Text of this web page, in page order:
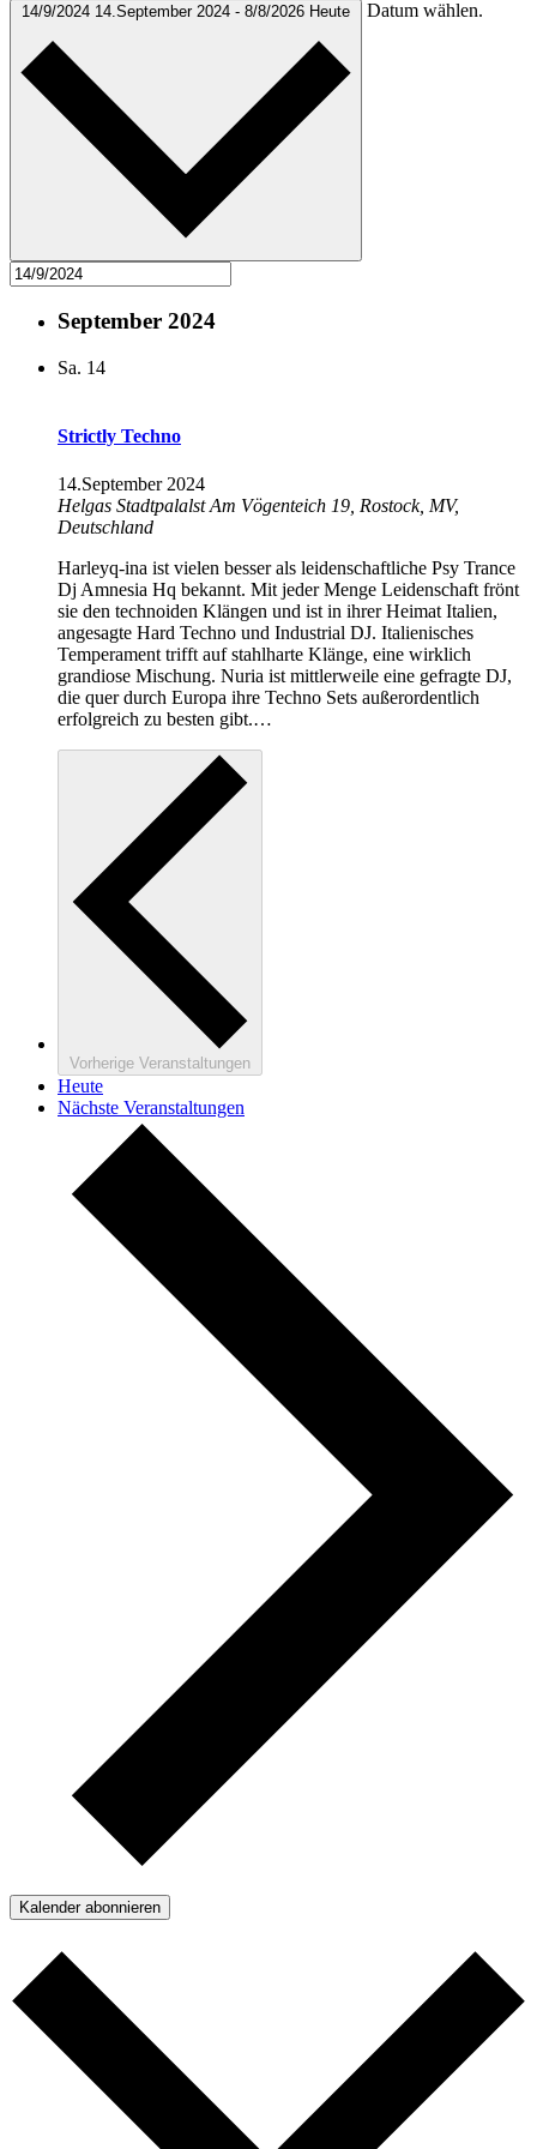
14/9/2024 14.September 2024 - 8/8/2026 Heute Datum wählen.
September 2024
Sa. 14
Strictly Techno
14.September 2024
Helgas StadtpalalstAm Vögenteich 19, Rostock, MV,
Deutschland
Harleyq-ina ist vielen besser als leidenschaftliche Psy Trance
Dj Amnesia Hq bekannt. Mit jeder Menge Leidenschaft frönt
sie den technoiden Klängen und ist in ihrer Heimat Italien,
angesagte Hard Techno und Industrial DJ. Italienisches
Temperament trifft auf stahlharte Klänge, eine wirklich
grandiose Mischung. Nuria ist mittlerweile eine gefragte DJ,
die quer durch Europa ihre Techno Sets außerordentlich
erfolgreich zu besten gibt.…
Vorherige Veranstaltungen
Heute
Nächste Veranstaltungen
Kalender abonnieren